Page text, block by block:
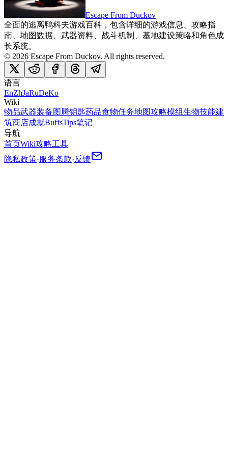
Escape From Duckov
全面的逃离鸭科夫游戏百科，包含详细的游戏信息、攻略指
南、地图数据、武器资料、战斗机制、基地建设策略和角色成
长系统。
© 2026 Escape From Duckov. All rights reserved.
语言
EnZhJaRuDeKo
Wiki
物品武器装备图腾钥匙药品食物任务地图攻略模组生物技能建
筑商店成就BuffsTips笔记
导航
首页Wiki攻略工具
隐私政策·服务条款·反馈